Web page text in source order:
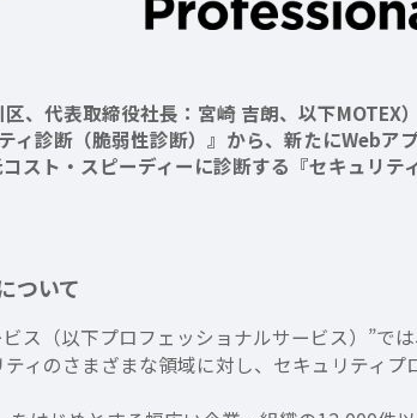
、代表取締役社長：宮崎 吉朗、以下MOTEX
ィ診断（脆弱性診断）』から、新たにWeb
スト・スピーディーに診断する『セキュリ
ついて
ビス（以下プロフェッショナルサービス）”
ィのさまざまな領域に対し、セキュリティ